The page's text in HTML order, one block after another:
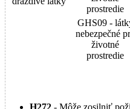
GHS09 -
nebezpečné
životné
prostredie
H272 - Môže zosilniť